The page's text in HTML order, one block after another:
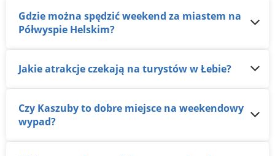
Gdzie można spędzić weekend za miastem na
Półwyspie Helskim?
Jakie atrakcje czekają na turystów w Łebie?
Czy Kaszuby to dobre miejsce na weekendowy
wypad?